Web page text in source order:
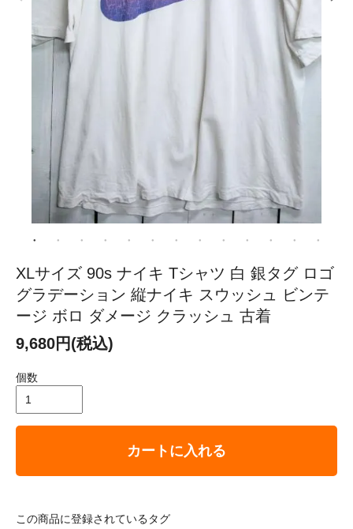
XLサイズ 90s ナイキ Tシャツ 白 銀タグ ロゴ
グラデーション 縦ナイキ スウッシュ ビンテ
ージ ボロ ダメージ クラッシュ 古着
9,680円(税込)
個数
カートに入れる
この商品に登録されているタグ